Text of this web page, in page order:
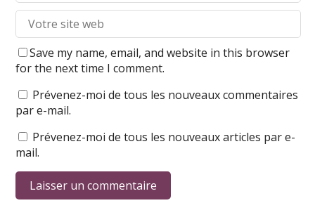
Save my name, email, and website in this browser
for the next time I comment.
Prévenez-moi de tous les nouveaux commentaires
par e-mail.
Prévenez-moi de tous les nouveaux articles par e-
mail.